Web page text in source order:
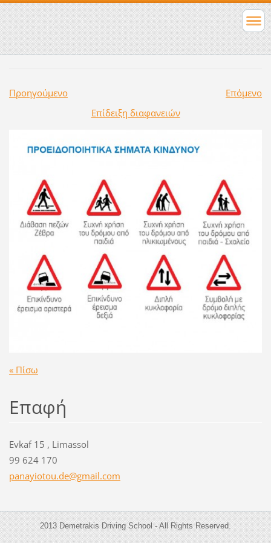
Προηγούμενο
Επόμενο
Επίδειξη διαφανειών
« Πίσω
Επαφή
Evkaf 15 , Limassol
99 624 170
panayiotou.de@gmail.com
2013 Demetrakis Driving School - All Rights Reserved.